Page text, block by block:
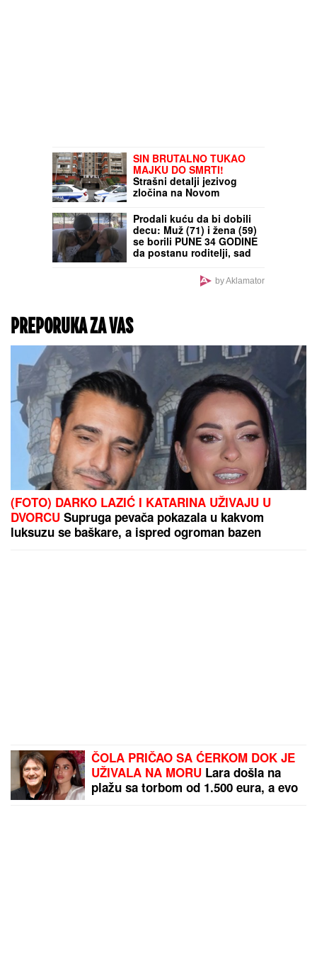
SIN BRUTALNO TUKAO
MAJKU DO SMRTI!
Strašni detalji jezivog
zločina na Novom
pokušao da skoči sa
terase!
Prodali kuću da bi dobili
decu: Muž (71) i žena (59)
se borili PUNE 34 GODINE
da postanu roditelji, sad
imaju dve prelepe
bliznakinje (VIDEO)by Aklamator
PREPORUKA ZA VAS
(FOTO) DARKO LAZIĆ I KATARINA UŽIVAJU U
DVORCU Supruga pevača pokazala u kakvom
luksuzu se baškare, a ispred ogroman bazen
ČOLA PRIČAO SA ĆERKOM DOK JE
UŽIVALA NA MORU Lara došla na
plažu sa torbom od 1.500 eura, a evo